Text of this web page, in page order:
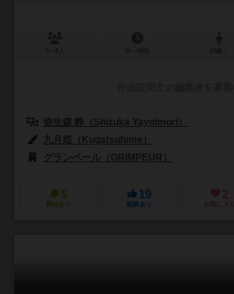
弥生森 静（Shizuka Yayoimori）
九月姫（Kugatsuhime）
グランペール（GRIMPEUR）
5
興味あり
19
経験あり
2
お気に入り